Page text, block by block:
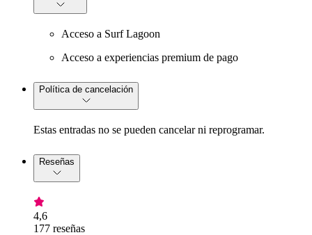
Acceso a Surf Lagoon
Acceso a experiencias premium de pago
Política de cancelación
Estas entradas no se pueden cancelar ni reprogramar.
Reseñas
4,6
177 reseñas